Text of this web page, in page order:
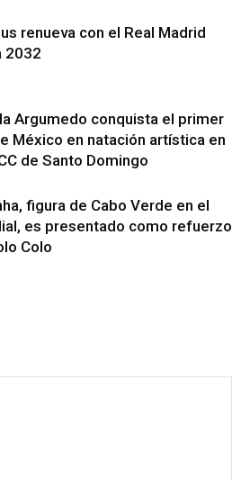
renueva con el Real Madrid
2032
Argumedo conquista el primer
México en natación artística en
de Santo Domingo
figura de Cabo Verde en el
es presentado como refuerzo
Colo